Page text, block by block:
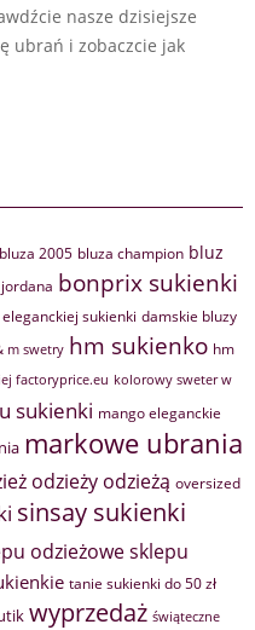
nasze dzisiejsze
ubrań i zobaczcie jak
bluza 2005 bluza champion bluz
bonprix sukienki
sukienki damskie bluzy
m swetry hm sukienko hm
factoryprice.eu kolorowy sweter w
sukienki mango eleganckie
markowe ubrania
odzieży odzieżą oversized
sinsay sukienki
odzieżowesklepu
tanie sukienki do 50 zł
wyprzedaż świąteczne